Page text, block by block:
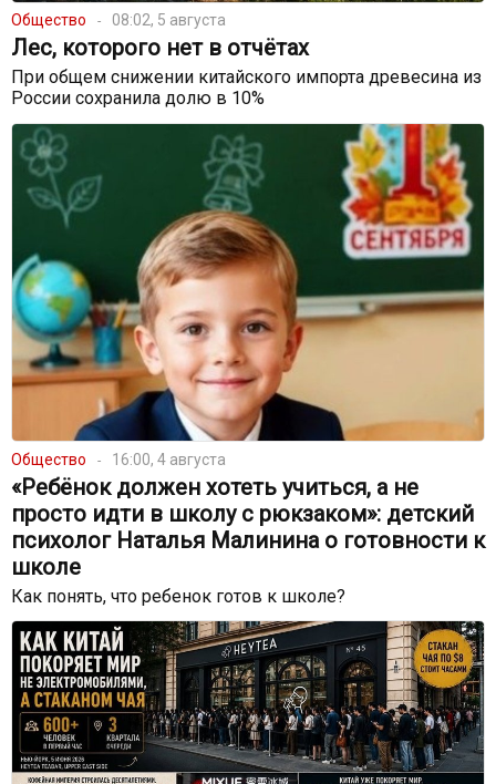
Общество 08:02, 5 августа
Лес, которого нет в отчётах
При общем снижении китайского импорта древесина из
России сохранила долю в 10%
Общество 16:00, 4 августа
«Ребёнок должен хотеть учиться, а не
просто идти в школу с рюкзаком»: детский
психолог Наталья Малинина о готовности к
школе
Как понять, что ребенок готов к школе?